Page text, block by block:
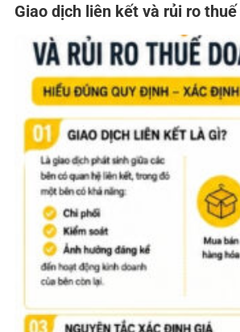
Giao dịch liên kết và rủi ro